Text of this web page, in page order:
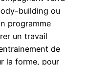
building ou
programme
un travail
de
la forme, pour